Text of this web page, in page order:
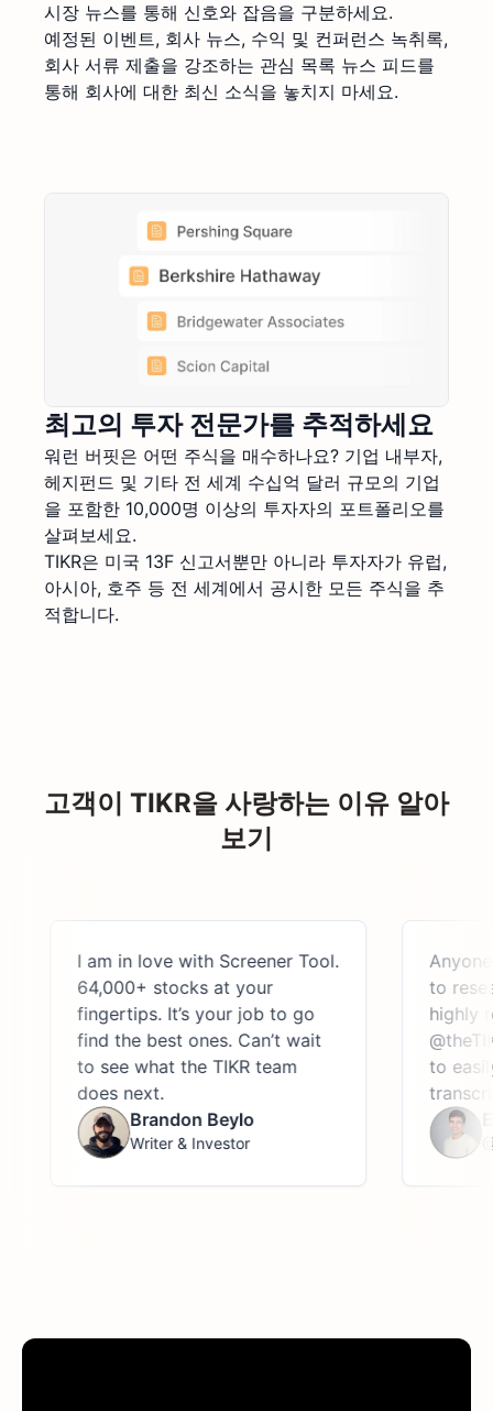
시장 뉴스를 통해 신호와 잡음을 구분하세요.
예정된 이벤트, 회사 뉴스, 수익 및 컨퍼런스 녹취록,
회사 서류 제출을 강조하는 관심 목록 뉴스 피드를
통해 회사에 대한 최신 소식을 놓치지 마세요.
최고의 투자 전문가를 추적하세요
워런 버핏은 어떤 주식을 매수하나요? 기업 내부자,
헤지펀드 및 기타 전 세계 수십억 달러 규모의 기업
을 포함한 10,000명 이상의 투자자의 포트폴리오를
살펴보세요.
TIKR은 미국 13F 신고서뿐만 아니라 투자자가 유럽,
아시아, 호주 등 전 세계에서 공시한 모든 주식을 추
적합니다.
고객이 TIKR을 사랑하는 이유 알아
보기
I am in love with Screener Tool.
64,000+ stocks at your
fingertips. It’s your job to go
find the best ones. Can’t wait
to see what the TIKR team
does next.
Brandon Beylo
Writer & Investor
Anyone
to
highly
to easily